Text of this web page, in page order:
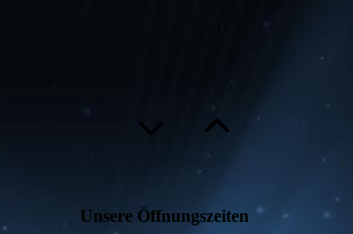
Unsere Öffnungszeiten